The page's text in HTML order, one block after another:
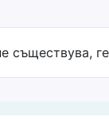
съществува,